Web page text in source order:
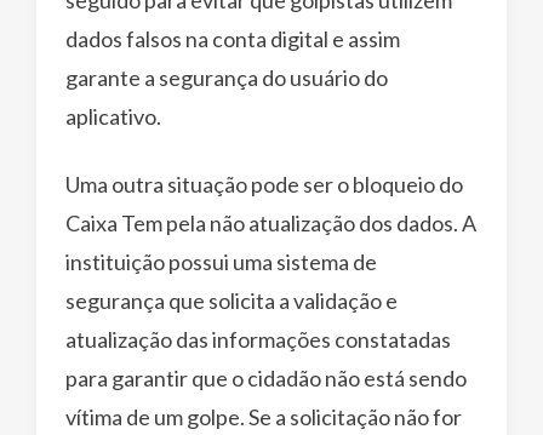
dados falsos na conta digital e assim
garante a segurança do usuário do
aplicativo.
Uma outra situação pode ser o bloqueio do
Caixa Tem pela não atualização dos dados. A
instituição possui uma sistema de
segurança que solicita a validação e
atualização das informações constatadas
para garantir que o cidadão não está sendo
vítima de um golpe. Se a solicitação não for